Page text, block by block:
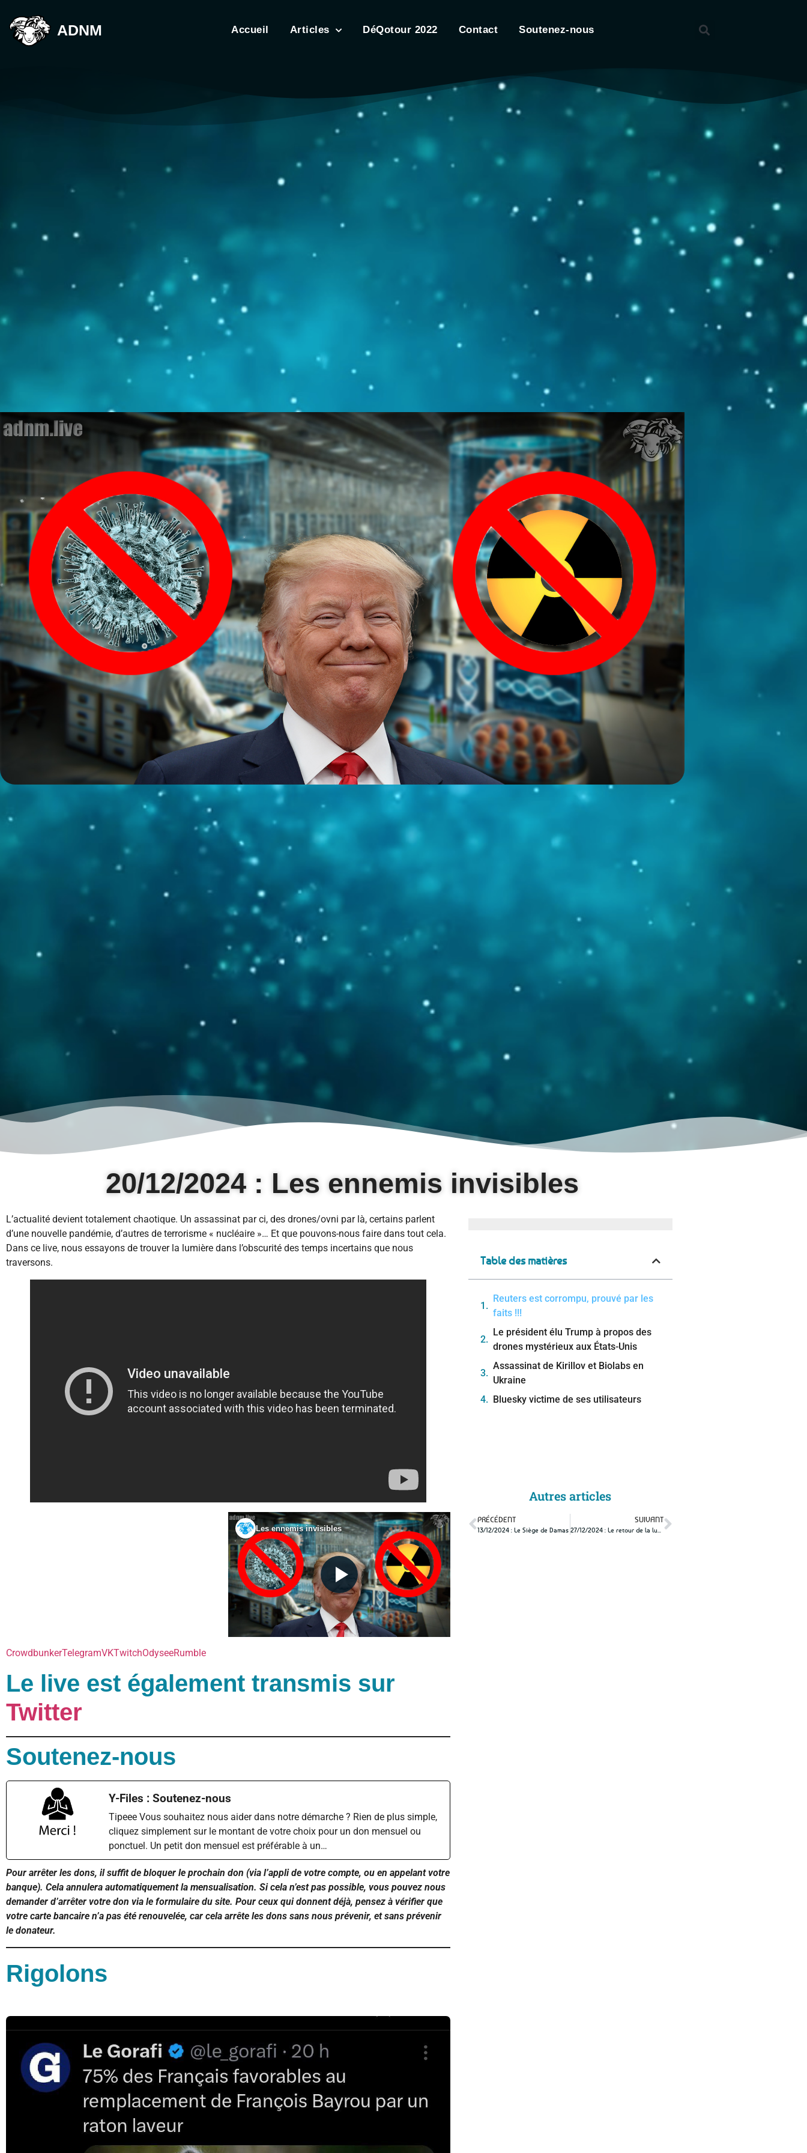
ADNM Accueil Articles DéQotour 2022 Contact Soutenez-nous
20/12/2024 : Les ennemis invisibles
L’actualité devient totalement chaotique. Un assassinat par ci, des drones/ovni par là, certains parlent
d’une nouvelle pandémie, d’autres de terrorisme « nucléaire »… Et que pouvons-nous faire dans tout cela.
Dans ce live, nous essayons de trouver la lumière dans l’obscurité des temps incertains que nous
traversons.
CrowdbunkerTelegramVKTwitchOdyseeRumble
Le live est également transmis sur
Twitter
Soutenez-nous
Y-Files : Soutenez-nous
Tipeee Vous souhaitez nous aider dans notre démarche ? Rien de plus simple,
cliquez simplement sur le montant de votre choix pour un don mensuel ou
ponctuel. Un petit don mensuel est préférable à un…
Pour arrêter les dons, il suffit de bloquer le prochain don (via l’appli de votre compte, ou en appelant votre
banque). Cela annulera automatiquement la mensualisation. Si cela n’est pas possible, vous pouvez nous
demander d’arrêter votre don via le formulaire du site. Pour ceux qui donnent déjà, pensez à vérifier que
votre carte bancaire n’a pas été renouvelée, car cela arrête les dons sans nous prévenir, et sans prévenir
le donateur.
Rigolons
Table des matières
Reuters est corrompu, prouvé par les
faits !!!
Le président élu Trump à propos des
drones mystérieux aux États-Unis
Assassinat de Kirillov et Biolabs en
Ukraine
Bluesky victime de ses utilisateurs
Autres articles
PRÉCÉDENT
13/12/2024 : Le Siège de Damas
SUIVANT